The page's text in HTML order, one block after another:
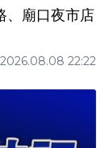
廟口夜市店
2026.08.08 22:22